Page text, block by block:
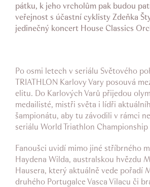
pátku, k jeho vrcholům pak budou
veřejnost s účastní cyklisty Zdeňka
jedinečný koncert House Classics
Po osmi letech v seriálu Světového
TRIATHLON Karlovy Vary posouvá
elitu. Do Karlových Varů přijedou
medailisté, mistři světa i lídři
šampionátu, aby tu závodili v rámci
seriálu World Triathlon Championship
Fanoušci uvidí mimo jiné stříbrného
Haydena Wilda, australskou hvězdu
Hausera, který aktuálně vede pořadí
druhého Portugalce Vasca Vilacu či